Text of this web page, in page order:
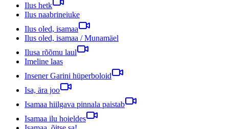
Ilus hetk
Ilus naabrineiuke
Ilus oled, isamaa
Ilus oled, isamaa / Munamäel
Ilusa rõõmu laul
Imeline laas
Insener Garini hüperboloid
Isa, ära joo
Isamaa hiilgava pinnala paistab
Isamaa ilu hoieldes